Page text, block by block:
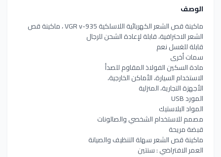
الوصف
ماكينة قص الشعر الكهربائية اللاسلكية VGR v-935 ، ماكينة قص
الشعر الاحترافية، قابلة لإعادة الشحن للرجال
قابلة للغسل نعم
سمات أخرى
مادة السكين الفولاذ المقاوم للصدأ
الاستخدام السيارة، الأماكن الخارجية،
الأجهزة التجارية، المنزلية
المورد USB
المواد البلاستيك
مصمم للاستخدام الشخصي والصالونات
قبضة مريحة
ماكينة قص الشعر سهلة التنظيف والصيانة
العمر الافتراضي : سنتين